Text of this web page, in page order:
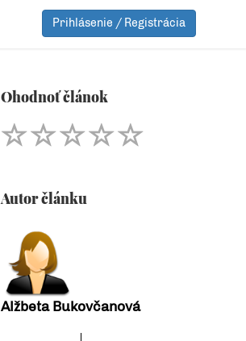
Prihlásenie / Registrácia
Ohodnoť článok
Autor článku
Alžbeta Bukovčanová